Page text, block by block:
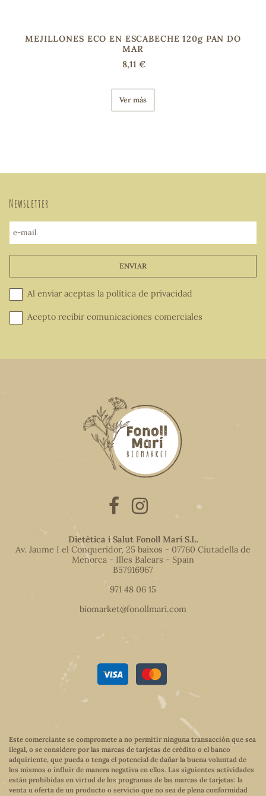
MEJILLONES ECO EN ESCABECHE 120g PAN DO
MAR
8,11 €
Ver más
Newsletter
e-mail
ENVIAR
Al enviar aceptas la política de privacidad
Acepto recibir comunicaciones comerciales
Dietètica i Salut Fonoll Marí S.L.
Av. Jaume I el Conqueridor, 25 baixos - 07760 Ciutadella de
Menorca - Illes Balears - Spain
B57916967
971 48 06 15
biomarket@fonollmari.com
Este comerciante se compromete a no permitir ninguna transacción que sea
ilegal, o se considere por las marcas de tarjetas de crédito o el banco
adquiriente, que pueda o tenga el potencial de dañar la buena voluntad de
los mismos o influir de manera negativa en ellos. Las siguientes actividades
están prohibidas en virtud de los programas de las marcas de tarjetas: la
venta u oferta de un producto o servicio que no sea de plena conformidad